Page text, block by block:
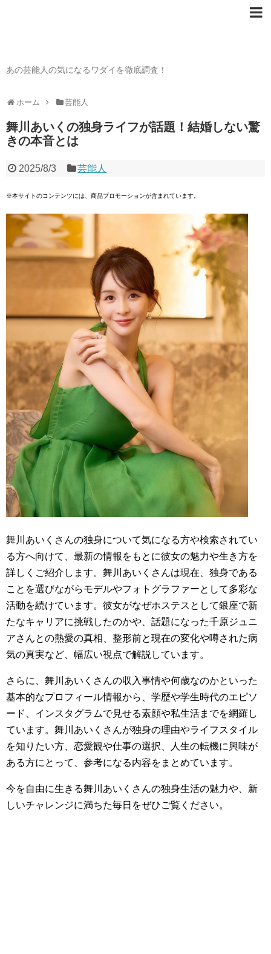
あの芸能人の気になるワダイを徹底調査！
ホーム 芸能人
舞川あいくの独身ライフが話題！結婚しない驚
きの本音とは
2025/8/3 芸能人
※本サイトのコンテンツには、商品プロモーションが含まれています。
舞川あいくさんの独身について気になる方や検索されてい
る方へ向けて、最新の情報をもとに彼女の魅力や生き方を
詳しくご紹介します。舞川あいくさんは現在、独身である
ことを選びながらモデルやフォトグラファーとして多彩な
活動を続けています。彼女がなぜホステスとして銀座で新
たなキャリアに挑戦したのかや、話題になった千原ジュニ
アさんとの熱愛の真相、整形前と現在の変化や噂された病
気の真実など、幅広い視点で解説しています。
さらに、舞川あいくさんの収入事情や何歳なのかといった
基本的なプロフィール情報から、学歴や学生時代のエピソ
ード、インスタグラムで見せる素顔や私生活までを網羅し
ています。舞川あいくさんが独身の理由やライフスタイル
を知りたい方、恋愛観や仕事の選択、人生の転機に興味が
ある方にとって、参考になる内容をまとめています。
今を自由に生きる舞川あいくさんの独身生活の魅力や、新
しいチャレンジに満ちた毎日をぜひご覧ください。